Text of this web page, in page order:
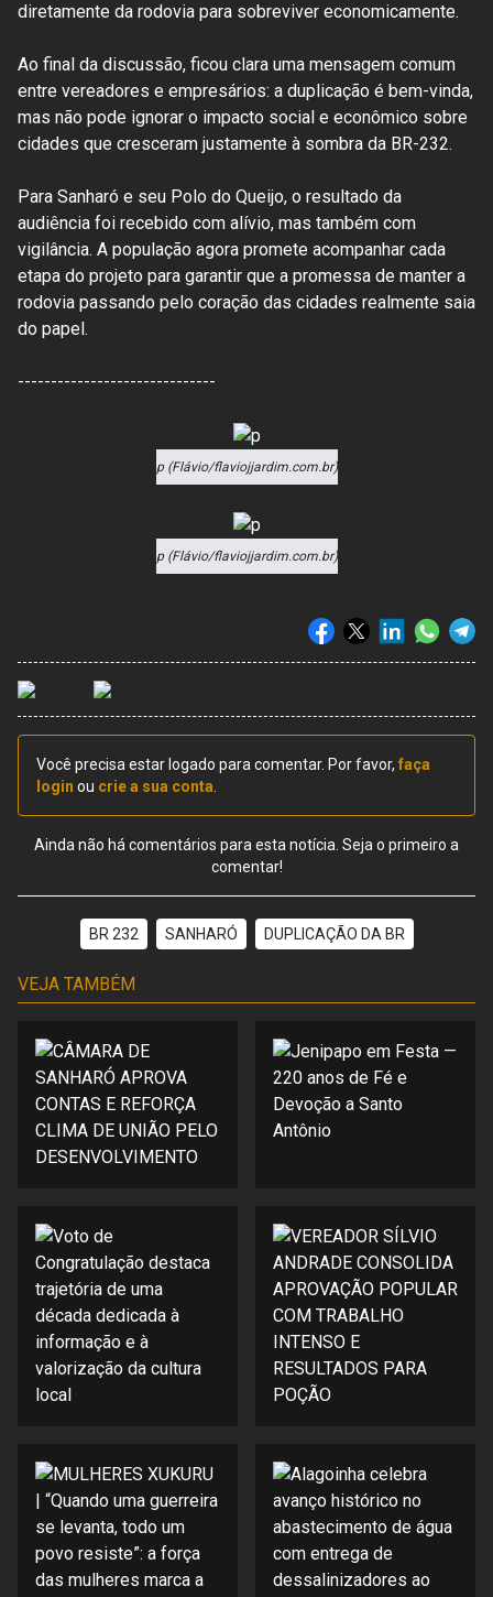
diretamente da rodovia para sobreviver economicamente.
Ao final da discussão, ficou clara uma mensagem comum
entre vereadores e empresários: a duplicação é bem-vinda,
mas não pode ignorar o impacto social e econômico sobre
cidades que cresceram justamente à sombra da BR-232.
Para Sanharó e seu Polo do Queijo, o resultado da
audiência foi recebido com alívio, mas também com
vigilância. A população agora promete acompanhar cada
etapa do projeto para garantir que a promessa de manter a
rodovia passando pelo coração das cidades realmente saia
do papel.
------------------------------
p (Flávio/flaviojjardim.com.br)
p (Flávio/flaviojjardim.com.br)
Você precisa estar logado para comentar. Por favor, faça
login ou crie a sua conta
Ainda não há comentários para esta notícia. Seja o primeiro a
comentar!
BR 232 SANHARÓ DUPLICAÇÃO DA BR
VEJA TAMBÉM